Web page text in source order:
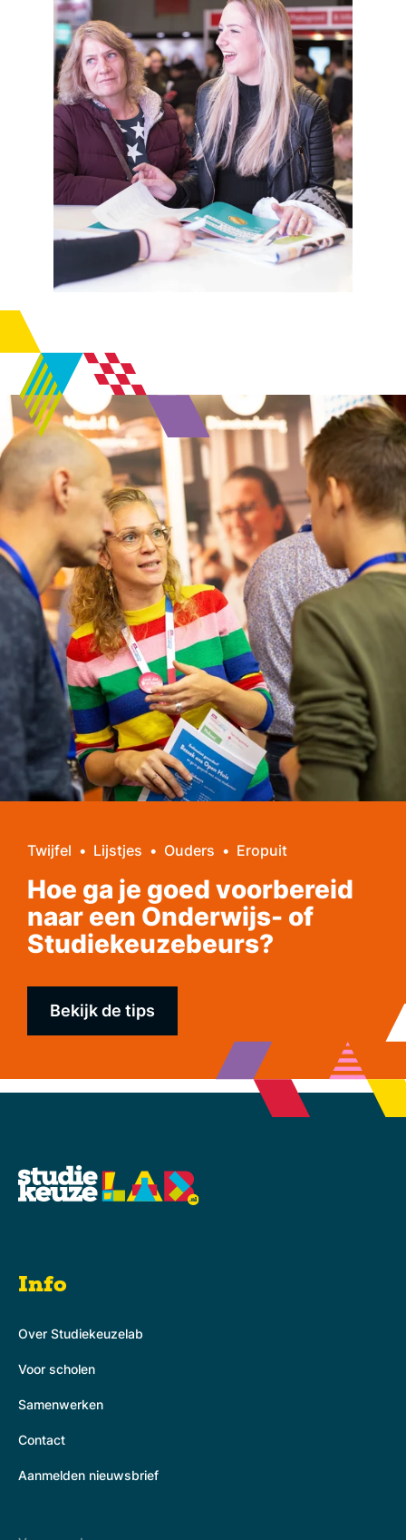
Twijfel Lijstjes Ouders Eropuit
Hoe ga je goed voorbereid
naar een Onderwijs- of
Studiekeuzebeurs?
Bekijk de tips
Info
Over Studiekeuzelab
Voor scholen
Samenwerken
Contact
Aanmelden nieuwsbrief